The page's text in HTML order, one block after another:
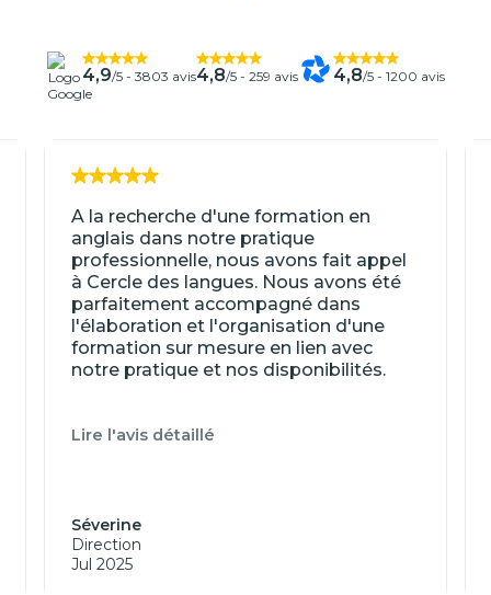
4,9/5 - 3803 avis4,8/5 - 259 avis 4,8/5 - 1200 avis
A la recherche d'une formation en
anglais dans notre pratique
professionnelle, nous avons fait appel
à Cercle des langues. Nous avons été
parfaitement accompagné dans
l'élaboration et l'organisation d'une
formation sur mesure en lien avec
notre pratique et nos disponibilités.
Lire l'avis détaillé
Séverine
Direction
Jul 2025